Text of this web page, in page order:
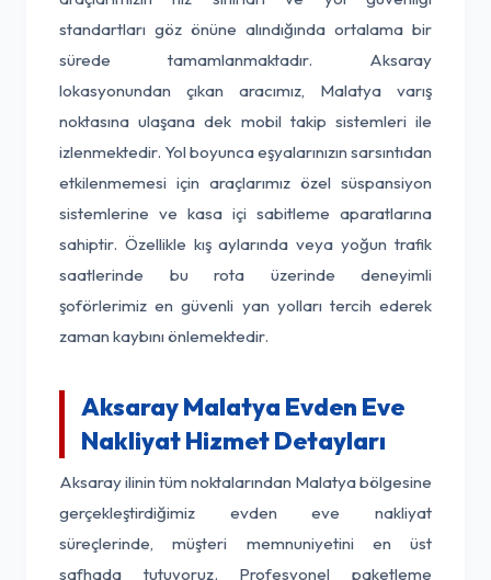
standartları göz önüne alındığında ortalama bir
sürede tamamlanmaktadır. Aksaray
lokasyonundan çıkan aracımız, Malatya varış
noktasına ulaşana dek mobil takip sistemleri ile
izlenmektedir. Yol boyunca eşyalarınızın sarsıntıdan
etkilenmemesi için araçlarımız özel süspansiyon
sistemlerine ve kasa içi sabitleme aparatlarına
sahiptir. Özellikle kış aylarında veya yoğun trafik
saatlerinde bu rota üzerinde deneyimli
şoförlerimiz en güvenli yan yolları tercih ederek
zaman kaybını önlemektedir.
Aksaray Malatya Evden Eve
Nakliyat Hizmet Detayları
Aksaray ilinin tüm noktalarından Malatya bölgesine
gerçekleştirdiğimiz evden eve nakliyat
süreçlerinde, müşteri memnuniyetini en üst
safhada tutuyoruz. Profesyonel paketleme